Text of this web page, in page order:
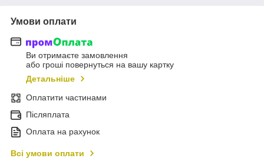
Умови оплати
Ви отримаєте замовлення
або гроші повернуться на вашу картку
Детальніше
Оплатити частинами
Післяплата
Оплата на рахунок
Всі умови оплати